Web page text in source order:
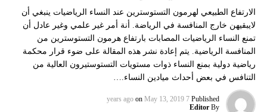
الارتفاع الطبيعي لهرمون التستوسترين عند النساء الرياضيات ينبغي أن
لايبقيهن خارج المنافسة في الرياضة. أنة أمر غير علمي وغير عادل أن
تمنع النساء الرياضيات المصابات بارتفاع هرمون التستوسترين من
المنافسة الرياضية. يتم إعادة نشر هذه المقالة على ضوء قرار محكمة
رياضية دولية بمنع النساء ذوات مستويات التستوستيرون العالية من
التنافس في بعض أحداث ميادين النساء.…
Published
7 years ago
on May 13, 2019
By
Editor